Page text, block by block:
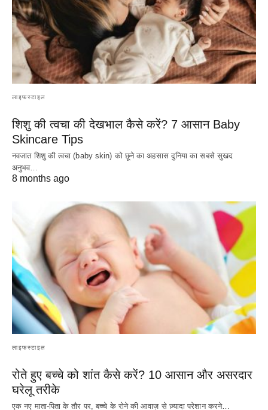
लाइफस्टाइल
शिशु की त्वचा की देखभाल कैसे करें? 7 आसान Baby
Skincare Tips
नवजात शिशु की त्वचा (baby skin) को छूने का अहसास दुनिया का सबसे सुखद
अनुभव…
8 months ago
लाइफस्टाइल
रोते हुए बच्चे को शांत कैसे करें? 10 आसान और असरदार
घरेलू तरीके
एक नए माता-पिता के तौर पर, बच्चे के रोने की आवाज़ से ज़्यादा परेशान करने…